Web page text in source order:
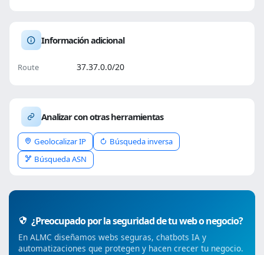
Información adicional
Route 37.37.0.0/20
Analizar con otras herramientas
Geolocalizar IP
Búsqueda inversa
Búsqueda ASN
¿Preocupado por la seguridad de tu web o negocio?
En ALMC diseñamos webs seguras, chatbots IA y
automatizaciones que protegen y hacen crecer tu negocio.